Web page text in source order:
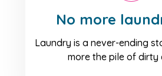
No more
Laundry is a never-ending
more the pile of dirty